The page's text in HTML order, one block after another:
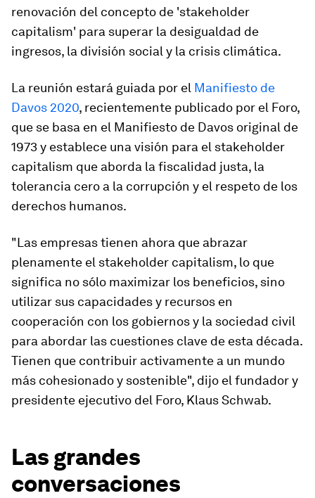
renovación del concepto de 'stakeholder
capitalism' para superar la desigualdad de
ingresos, la división social y la crisis climática.
La reunión estará guiada por el Manifiesto de
Davos 2020, recientemente publicado por el Foro,
que se basa en el Manifiesto de Davos original de
1973 y establece una visión para el stakeholder
capitalism que aborda la fiscalidad justa, la
tolerancia cero a la corrupción y el respeto de los
derechos humanos.
"Las empresas tienen ahora que abrazar
plenamente el stakeholder capitalism, lo que
significa no sólo maximizar los beneficios, sino
utilizar sus capacidades y recursos en
cooperación con los gobiernos y la sociedad civil
para abordar las cuestiones clave de esta década.
Tienen que contribuir activamente a un mundo
más cohesionado y sostenible", dijo el fundador y
presidente ejecutivo del Foro, Klaus Schwab.
Las grandes
conversaciones